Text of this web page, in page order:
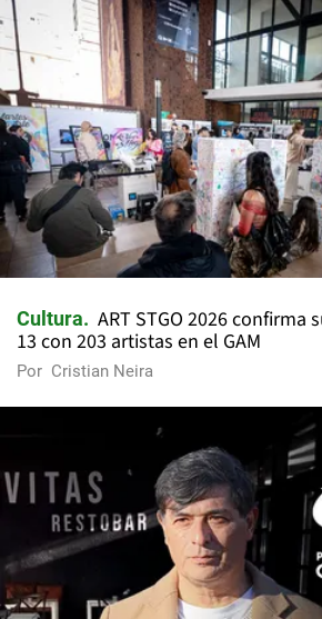
Cultura
ART STGO 2026 confirma
13 con 203 artistas en el GAM
Por Cristian Neira